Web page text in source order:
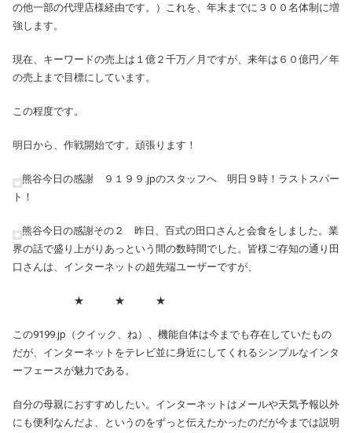
の他一部の代理店様経由です。）これを、年末までに３００名体制に増
強します。
現在、キーワードの売上は１億２千万／月ですが、来年は６０億円／年
の売上まで目標にしています。
この程度です。
明日から、作戦開始です。頑張ります！
熊谷今日の感謝 ９１９９.jpのスタッフへ 明日９時！ラストスパー
ト！
熊谷今日の感謝その２ 昨日、百式の田口さんと会食をしました。業
界の話で盛り上がりあっという間の数時間でした。皆様ご存知の通り田
口さんは、インターネットの超先端ユーザーですが、
★ ★ ★
この9199.jp（クイック、ね）、機能自体は今までも存在していたもの
だが、インターネットをテレビ並に身近にしてくれるシンプルなインタ
ーフェースが魅力である。
自分の母親におすすめしたい。インターネットはメールや天気予報以外
にも便利なんだよ、というのをずっと伝えたかったのだが今までは説明